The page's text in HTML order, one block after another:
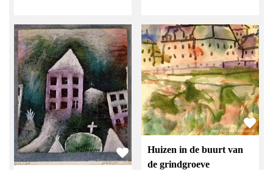
Huizen in de buurt van
de grindgroeve